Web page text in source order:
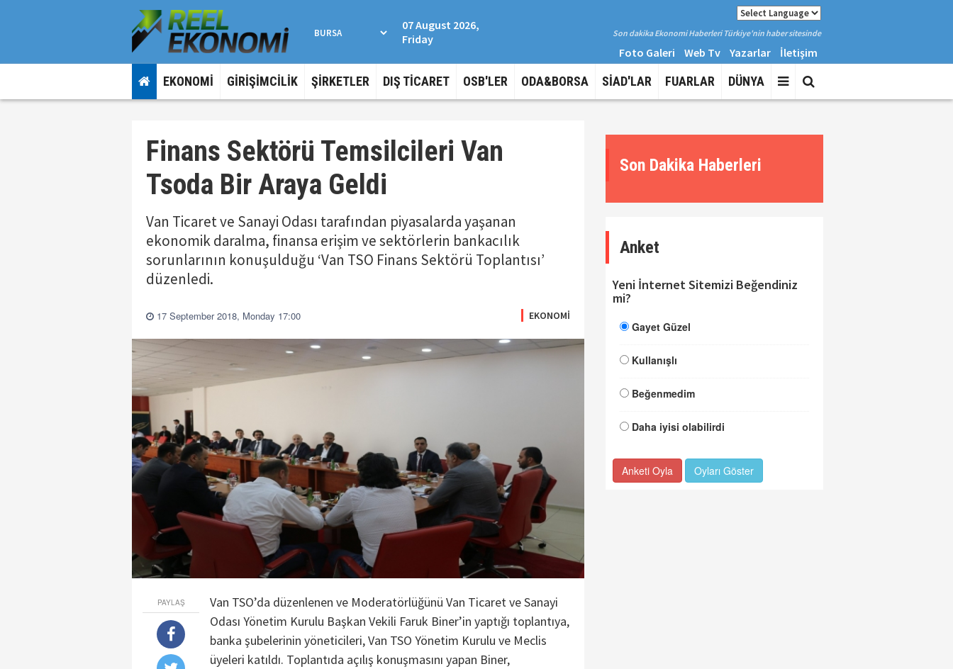
07 August 2026,
Friday
Son dakika Ekonomi Haberleri Türkiye'nin haber sitesinde
Foto Galeri Web Tv Yazarlar İletişim
EKONOMİ GİRİŞİMCİLİK ŞİRKETLER DIŞ TİCARET OSB'LER ODA&BORSA SİAD'LAR FUARLAR DÜNYA
Finans Sektörü Temsilcileri Van
Tsoda Bir Araya Geldi
Van Ticaret ve Sanayi Odası tarafından piyasalarda yaşanan
ekonomik daralma, finansa erişim ve sektörlerin bankacılık
sorunlarının konuşulduğu ‘Van TSO Finans Sektörü Toplantısı’
düzenledi.
17 September 2018, Monday 17:00 EKONOMİ
PAYLAŞ
Van TSO’da düzenlenen ve Moderatörlüğünü Van Ticaret ve Sanayi
Odası Yönetim Kurulu Başkan Vekili Faruk Biner’in yaptığı toplantıya,
banka şubelerinin yöneticileri, Van TSO Yönetim Kurulu ve Meclis
üyeleri katıldı. Toplantıda açılış konuşmasını yapan Biner,
Son Dakika Haberleri
Anket
Yeni İnternet Sitemizi Beğendiniz
mi?
Gayet Güzel
Kullanışlı
Beğenmedim
Daha iyisi olabilirdi
Anketi Oyla Oyları Göster